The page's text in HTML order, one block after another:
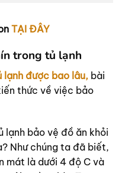
TẠI ĐÂY
trong tủ lạnh
lạnh được bao lâu, bài
thức về việc bảo
lạnh bảo vệ đồ ăn khỏi
Như chúng ta đã biết,
mát là dưới 4 độ C và